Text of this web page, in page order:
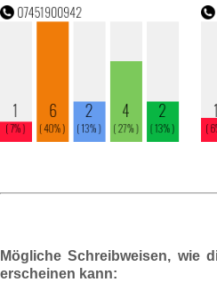
Mögliche Schreibweisen, wie
erscheinen kann: